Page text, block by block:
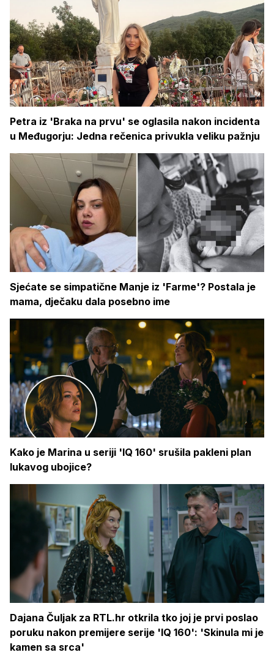
Petra iz 'Braka na prvu' se oglasila nakon incidenta
u Međugorju: Jedna rečenica privukla veliku pažnju
Sjećate se simpatične Manje iz 'Farme'? Postala je
mama, dječaku dala posebno ime
Kako je Marina u seriji 'IQ 160' srušila pakleni plan
lukavog ubojice?
Dajana Čuljak za RTL.hr otkrila tko joj je prvi poslao
poruku nakon premijere serije 'IQ 160': 'Skinula mi je
kamen sa srca'